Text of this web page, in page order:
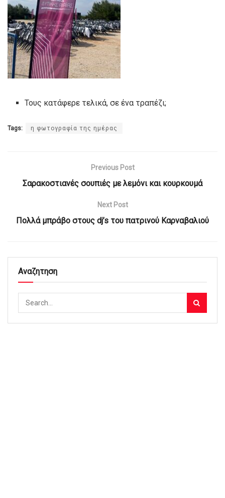
Τους κατάφερε τελικά, σε ένα τραπέζι;
Tags: η φωτογραφία της ημέρας
Previous Post
Σαρακοστιανές σουπιές με λεμόνι και κουρκουμά
Next Post
Πολλά μπράβο στους dj’s του πατρινού Καρναβαλιού
Αναζητηση